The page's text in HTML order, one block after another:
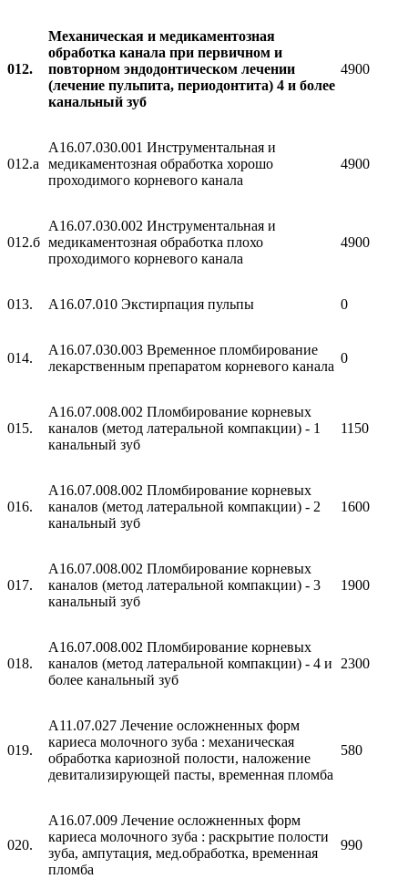
012.
Механическая и медикаментозная
обработка канала при первичном и
повторном эндодонтическом лечении
(лечение пульпита, периодонтита) 4 и более
канальный зуб
4900
012.а
A16.07.030.001 Инструментальная и
медикаментозная обработка хорошо
проходимого корневого канала
4900
012.б
A16.07.030.002 Инструментальная и
медикаментозная обработка плохо
проходимого корневого канала
4900
013. A16.07.010 Экстирпация пульпы 0
014.
A16.07.030.003 Временное пломбирование
лекарственным препаратом корневого канала
0
015.
A16.07.008.002 Пломбирование корневых
каналов (метод латеральной компакции) - 1
канальный зуб
1150
016.
A16.07.008.002 Пломбирование корневых
каналов (метод латеральной компакции) - 2
канальный зуб
1600
017.
A16.07.008.002 Пломбирование корневых
каналов (метод латеральной компакции) - 3
канальный зуб
1900
018.
A16.07.008.002 Пломбирование корневых
каналов (метод латеральной компакции) - 4 и
более канальный зуб
2300
019.
A11.07.027 Лечение осложненных форм
кариеса молочного зуба : механическая
обработка кариозной полости, наложение
девитализирующей пасты, временная пломба
580
020.
A16.07.009 Лечение осложненных форм
кариеса молочного зуба : раскрытие полости
зуба, ампутация, мед.обработка, временная
пломба
990